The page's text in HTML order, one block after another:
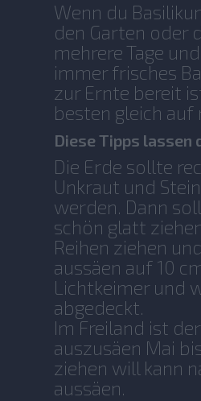
Wenn du
den Garten oder
mehrere Tage
immer frisches
zur Ernte bereit
besten gleich auf
Diese Tipps lassen
Die Erde sollte
Unkraut und
werden. Dann
schön glatt
Reihen ziehen
aussäen auf 10
Lichtkeimer und
abgedeckt.
Im Freiland ist
auszusäen Mai
ziehen will kann
aussäen.